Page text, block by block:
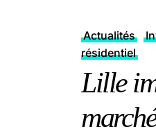
Actualités
résidentiel
Lille